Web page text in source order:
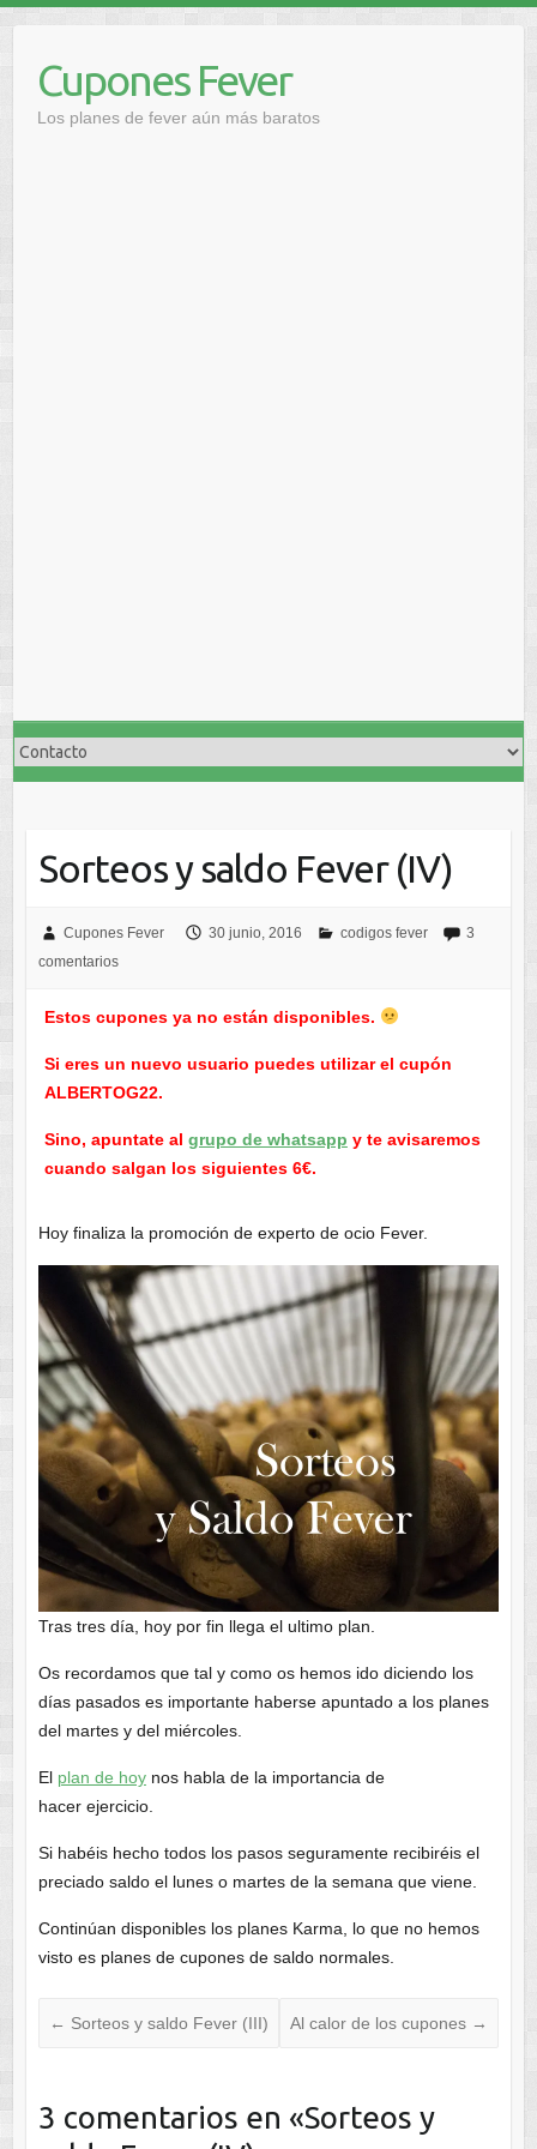
contenidoCupones Fever
Los planes de fever aún más baratos
Sorteos y saldo Fever (IV)
Cupones Fever 30 junio, 2016 codigos fever
3
comentarios
Estos cupones ya no están disponibles.
Si eres un nuevo usuario puedes utilizar el cupón
ALBERTOG22.
Sino, apuntate al grupo de whatsapp y te avisaremos
cuando salgan los siguientes 6€.
Hoy finaliza la promoción de experto de ocio Fever.
Tras tres día, hoy por fin llega el ultimo plan.
Os recordamos que tal y como os hemos ido diciendo los
días pasados es importante haberse apuntado a los planes
del martes y del miércoles.
El plan de hoynos habla de la importancia de
hacer ejercicio.
Si habéis hecho todos los pasos seguramente recibiréis el
preciado saldo el lunes o martes de la semana que viene.
Continúan disponibles los planes Karma, lo que no hemos
visto es planes de cupones de saldo normales.
← Sorteos y saldo Fever (III) Al calor de los cupones →
3 comentarios en «Sorteos y